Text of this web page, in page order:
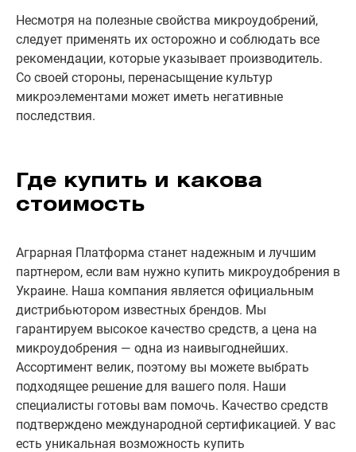
Несмотря на полезные свойства микроудобрений,
следует применять их осторожно и соблюдать все
рекомендации, которые указывает производитель.
Со своей стороны, перенасыщение культур
микроэлементами может иметь негативные
последствия.
Где купить и какова
стоимость
Аграрная Платформа станет надежным и лучшим
партнером, если вам нужно купить микроудобрения в
Украине. Наша компания является официальным
дистрибьютором известных брендов. Мы
гарантируем высокое качество средств, а цена на
микроудобрения — одна из наивыгоднейших.
Ассортимент велик, поэтому вы можете выбрать
подходящее решение для вашего поля. Наши
специалисты готовы вам помочь. Качество средств
подтверждено международной сертификацией. У вас
есть уникальная возможность купить